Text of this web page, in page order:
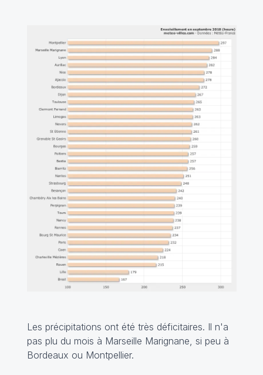
Les précipitations ont été très déficitaires. Il n'a
pas plu du mois à Marseille Marignane, si peu à
Bordeaux ou Montpellier.